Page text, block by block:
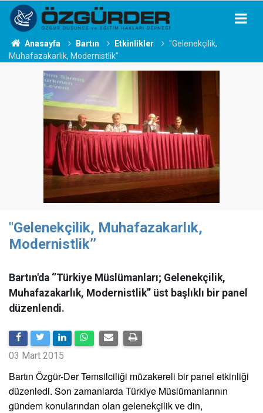
Anasayfa Bartın Etkinlikler
"Gelenekçilik,
Muhafazakarlık, Modernistlik’’
"Gelenekçilik, Muhafazakarlık,
Modernistlik’’
Bartın'da ‘’Türkiye Müslümanları; Gelenekçilik,
Muhafazakarlık, Modernistlik’’ üst başlıklı bir panel
düzenlendi.
03 Mart 2015
Bartın Özgür-Der Temsilciliği müzakereli bir panel etkinliği
düzenledi. Son zamanlarda Türkiye Müslümanlarının
gündem konularından olan gelenekçilik ve din,